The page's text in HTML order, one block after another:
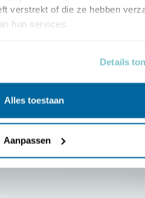
verstrekt of die ze hebben
hun services.
Details
Alles toestaan
Aanpassen